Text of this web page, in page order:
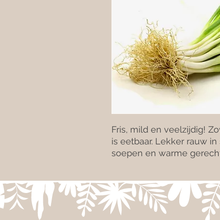
Fris, mild en veelzijdig!
is eetbaar. Lekker rauw
soepen en warme